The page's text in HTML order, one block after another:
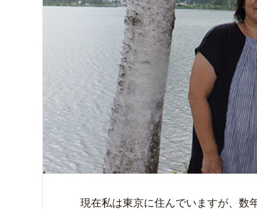
現在私は東京に住んでいますが、数